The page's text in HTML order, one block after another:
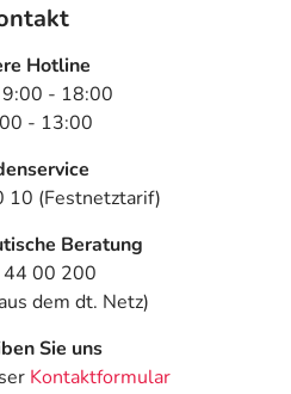
Hotline
- 18:00
- 13:00
(Festnetztarif)
Beratung
00 200
dem dt. Netz)
Sie uns
Kontaktformular